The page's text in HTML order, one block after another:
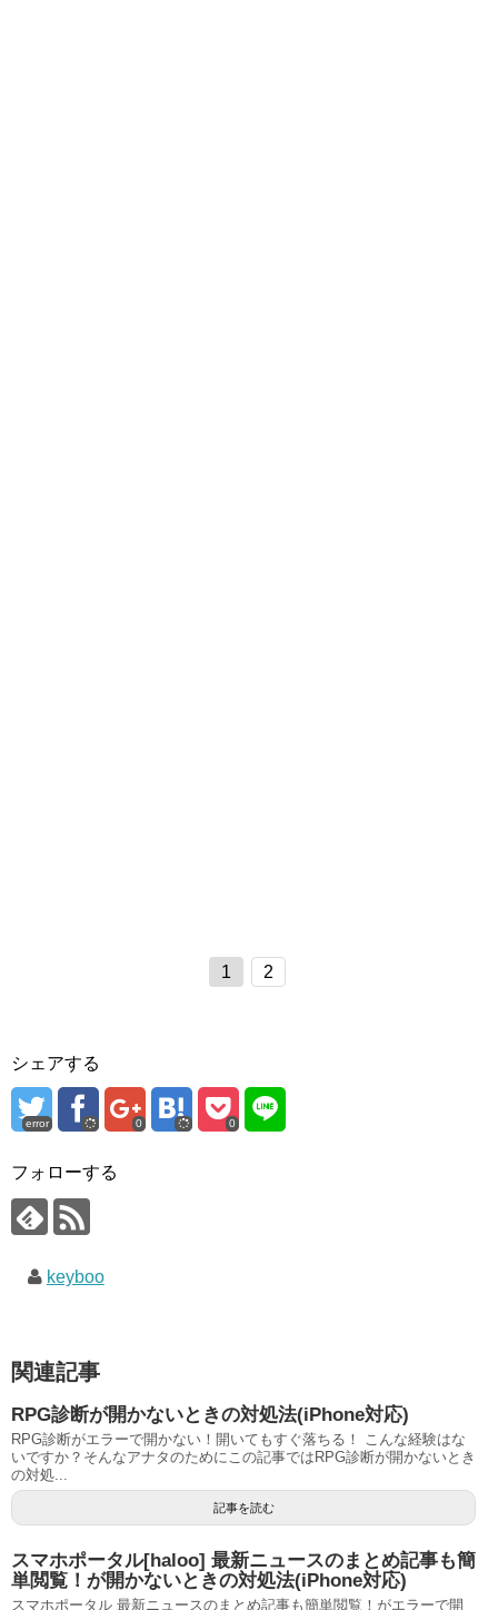
1 2
シェアする
error 0 0
フォローする
keyboo
関連記事
RPG診断が開かないときの対処法(iPhone対応)
RPG診断がエラーで開かない！開いてもすぐ落ちる！ こんな経験はな
いですか？そんなアナタのためにこの記事ではRPG診断が開かないとき
の対処...
記事を読む
スマホポータル[haloo] 最新ニュースのまとめ記事も簡
単閲覧！が開かないときの対処法(iPhone対応)
スマホポータル 最新ニュースのまとめ記事も簡単閲覧！がエラーで開